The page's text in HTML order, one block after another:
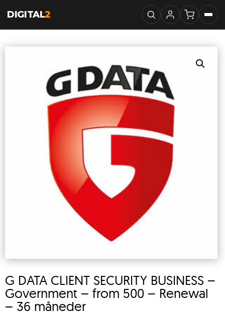
DIGITAL2
G DATA CLIENT SECURITY BUSINESS –
Government – from 500 – Renewal
– 36 måneder